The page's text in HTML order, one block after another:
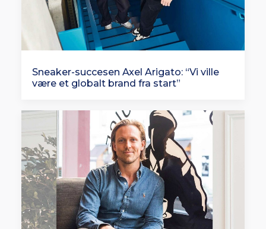
Sneaker-succesen Axel Arigato: “Vi ville
være et globalt brand fra start”